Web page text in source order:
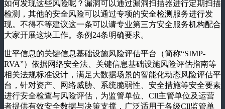
如何发现这些风险呢？漏洞可以通过漏洞扫描器进行定期扫描
检测，其他的安全风险可以通过专项的安全检测服务进行发
现。不得不等建议这一条可以请专业第三方安全服务机构配合
大家开展这块工作。条例24条明确要求。
世平信息的关键信息基础设施风险评估平台（简称“SIMP-
RVA”）依据网络安全法、关键信息基础设施风险评估指南等
相关法规标准设计，满足大数据场景的智能化动态风险评估平
台，针对资产、网络威胁、系统脆弱性、安全措施等安全要素
进行安全检查与风险评估，为监管单位、Cll主管单位及运营
者提供有效安全数据与决策支撑，广泛适用于各级Cll监管单